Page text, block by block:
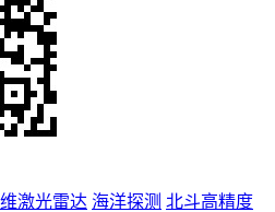
激光雷达 海洋探测 北斗高精度